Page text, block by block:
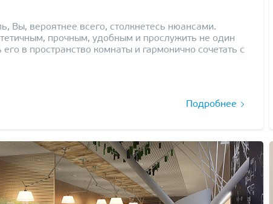
Вы, вероятнее всего, столкнетесь нюансами.
прочным, удобным и прослужить не один
в пространство комнаты и гармонично сочетать с
Подробнее